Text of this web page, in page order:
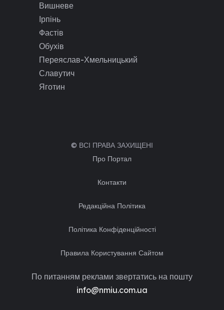
Вишневе
Ірпінь
Фастів
Обухів
Переяслав-Хмельницький
Славутич
Яготин
© ВСІ ПРАВА ЗАХИЩЕНІ
Про Портал
Контакти
Редакційна Політика
Політика Конфіденційності
Правила Користування Сайтом
По питанням реклами звертатись на пошту
info@nmiu.com.ua